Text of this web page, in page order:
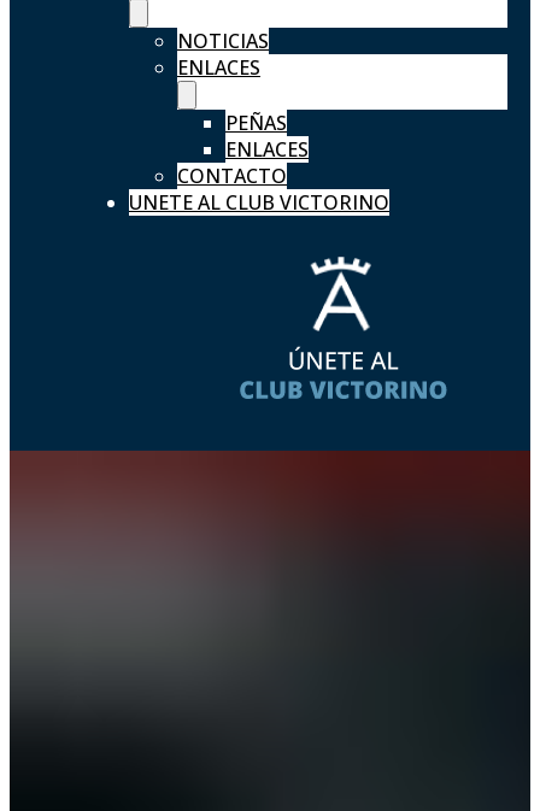
NOTICIAS
ENLACES
PEÑAS
ENLACES
CONTACTO
UNETE AL CLUB VICTORINO